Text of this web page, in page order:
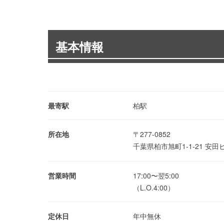
基本情報
最寄駅 柏駅
所在地
〒277-0852
千葉県柏市旭町1-1-21 安田
営業時間
17:00〜翌5:00
（L.O.4:00）
定休日 年中無休